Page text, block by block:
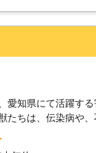
愛知県にて活躍す
たちは、伝染病や
お客様の快適な生
安全にクリーンな